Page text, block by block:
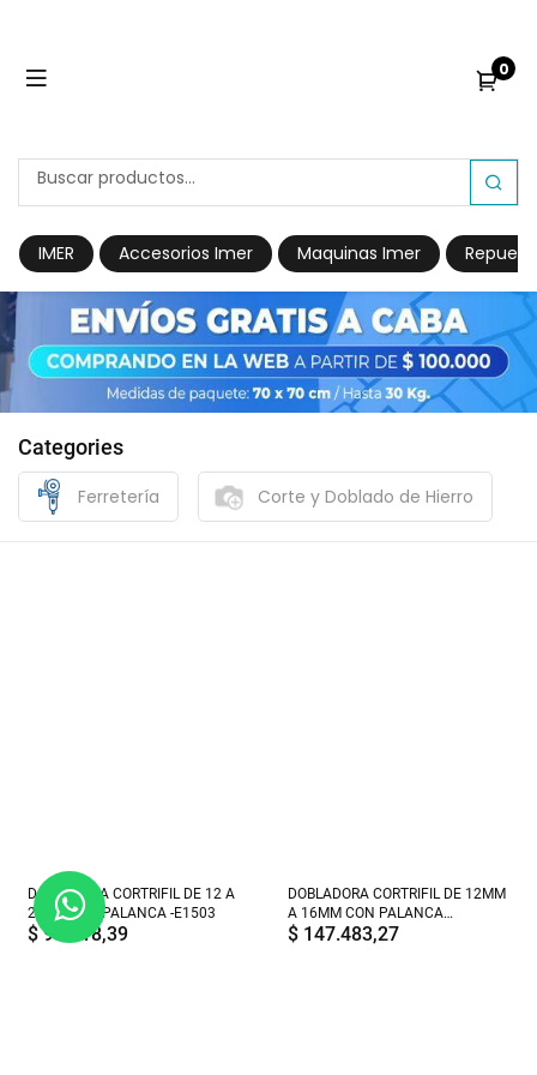
0
IMER Accesorios Imer Maquinas Imer
Categories
Ferretería Corte y Doblado de Hierro
DOBLADORA CORTRIFIL DE 12 A
20 MM SIN PALANCA -E1503
$93.918,39
DOBLADORA CORTRIFIL DE 12MM
A 16MM CON PALANCA
REGULABLE - E1504
$ 147.483,27